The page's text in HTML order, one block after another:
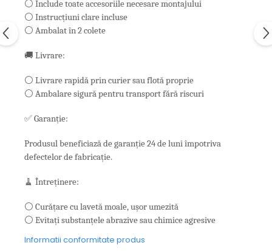
⚪ Include toate accesoriile necesare montajului
⚪ Instrucțiuni clare incluse
⚪ Ambalat în 2 colete
🚚 Livrare:
⚪ Livrare rapidă prin curier sau flotă proprie
⚪ Ambalare sigură pentru transport fără riscuri
✅ Garanție:
Produsul beneficiază de garanție 24 de luni împotriva
defectelor de fabricație.
🧹 Întreținere:
⚪ Curățare cu lavetă moale, ușor umezită
⚪ Evitați substanțele abrazive sau chimice agresive
Informatii conformitate produs